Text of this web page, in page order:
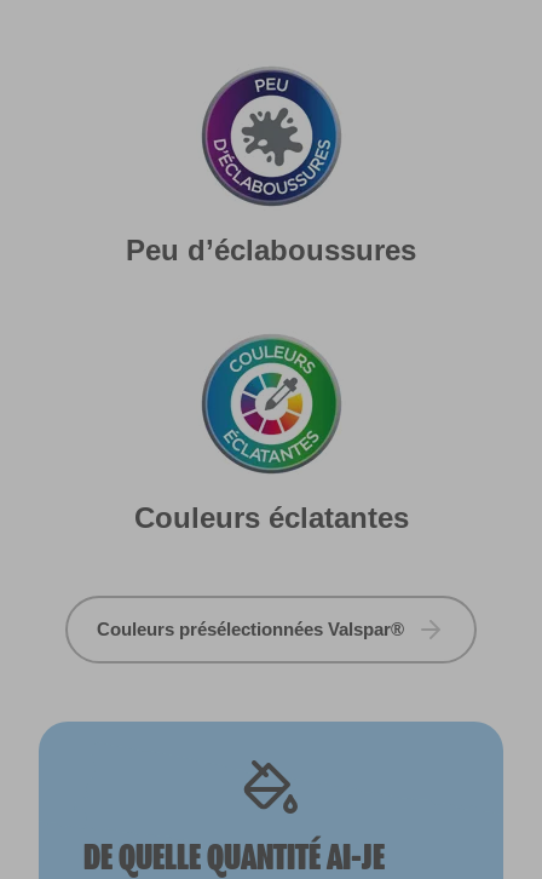
Peu d’éclaboussures
Couleurs éclatantes
Couleurs présélectionnées Valspar®
DE QUELLE QUANTITÉ AI-JE